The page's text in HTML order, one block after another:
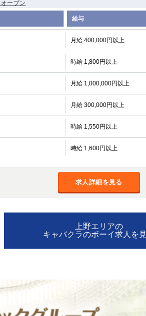
ープン
給与
月給 400,000円以上
時給 1,800円以上
月給 1,000,000円以上
月給 300,000円以上
時給 1,550円以上
時給 1,600円以上
求人詳細を見る
上野エリアの
キャバクラのボーイ求人を
関内・馬車道・
日ノ出町
武蔵新城
たまプラーザ
大船
川越
沢 熊谷
獨協大学前
加松原＞
田沼 成田
千葉
木更津
柏（東口）
八千代台
本八幡
都宮西口）
ひたち野うしく
選択した内容で設定